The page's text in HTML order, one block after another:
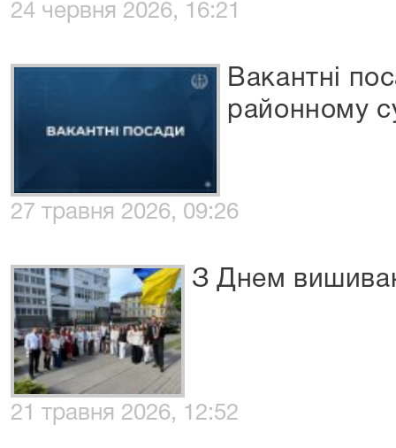
24 червня 2026, 16:21
Вакантні
районному
27 травня 2026, 09:26
З Днем
21 травня 2026, 12:52